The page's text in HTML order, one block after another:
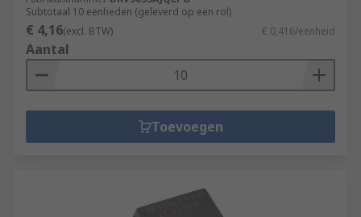
Subtotaal 10 eenheden (geleverd op een rol)
€ 4,16(excl. BTW) € 0,416/eenheid
Aantal
Toevoegen